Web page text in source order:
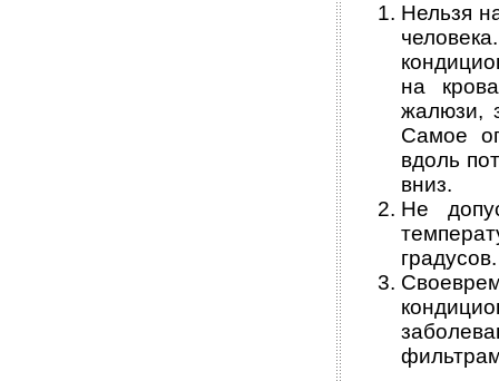
Нельзя
на
жалюзи,
Самое
вдоль
вниз.
Не
градусов.